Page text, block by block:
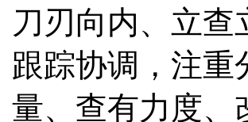
刀刃向内、立
跟踪协调，注重
量、查有力度、